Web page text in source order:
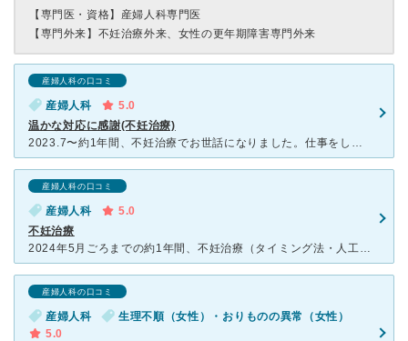
【専門医・資格】 産婦人科専門医
【専門外来】 不妊治療外来、女性の更年期障害専門外来
産婦人科の口コミ
産婦人科
5.0
温かな対応に感謝(不妊治療)
2023.7〜約1年間、不妊治療でお世話になりました。仕事をしていること、第一子の育児をしながらでの治療でしたが、テキパキとした診察と丁寧な説明がありがたかったです。 また、無事に妊娠できたものの、
産婦人科の口コミ
産婦人科
5.0
不妊治療
2024年5月ごろまでの約1年間、不妊治療（タイミング法・人工授精）でお世話になりました。 体外受精へのステップアップのため他院へ転院しましたが、それまでの間、古屋先生には大変親身に診ていただき、心
産婦人科の口コミ
産婦人科
生理不順（女性）・おりものの異常（女性）
5.0